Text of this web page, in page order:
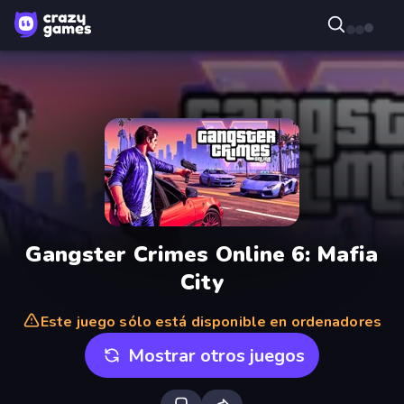
Gangster Crimes Online 6: Mafia
City
Este juego sólo está disponible en ordenadores
Mostrar otros juegos